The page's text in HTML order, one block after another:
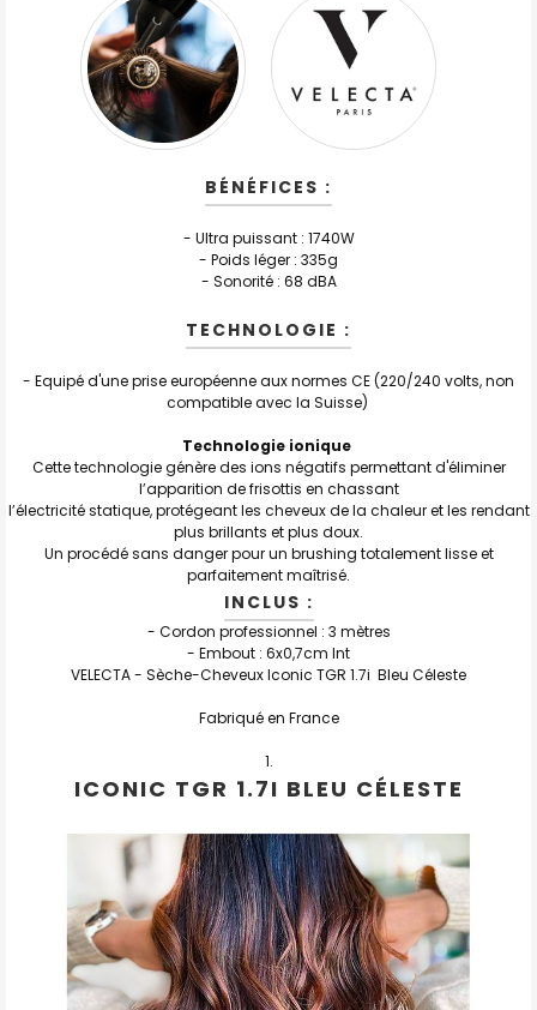
BÉNÉFICES :
- Ultra puissant : 1740W
- Poids léger : 335g
- Sonorité : 68 dBA
TECHNOLOGIE :
- Equipé d'une prise européenne aux normes CE (220/240 volts, non
compatible avec la Suisse)
Technologie ionique
Cette technologie génère des ions négatifs permettant d'éliminer
l’apparition de frisottis en chassant
l’électricité statique, protégeant les cheveux de la chaleur et les rendant
plus brillants et plus doux.
Un procédé sans danger pour un brushing totalement lisse et
parfaitement maîtrisé.
INCLUS :
- Cordon professionnel : 3 mètres
- Embout : 6x0,7cm Int
VELECTA - Sèche-Cheveux Iconic TGR 1.7i Bleu Céleste
Fabriqué en France
ICONIC TGR 1.7I BLEU CÉLESTE